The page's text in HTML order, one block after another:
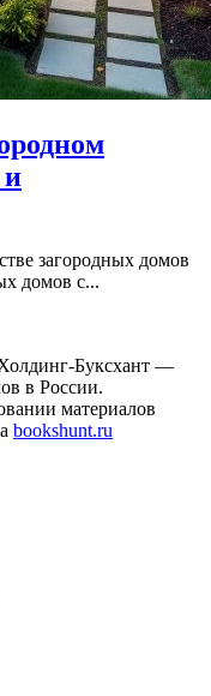
и
загородных домов
домов с...
Буксхант —
в России.
материалов
bookshunt.ru